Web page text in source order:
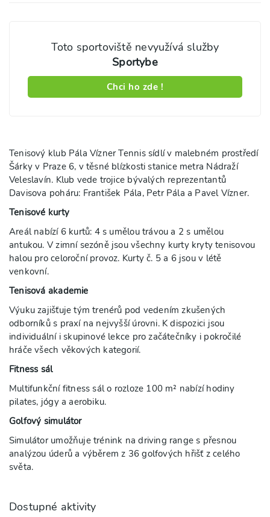
Toto sportoviště nevyužívá služby
Sportybe
Chci ho zde !
Tenisový klub Pála Vízner Tennis sídlí v malebném prostředí
Šárky v Praze 6, v těsné blízkosti stanice metra Nádraží
Veleslavín. Klub vede trojice bývalých reprezentantů
Davisova poháru: František Pála, Petr Pála a Pavel Vízner.
Tenisové kurty
Areál nabízí 6 kurtů: 4 s umělou trávou a 2 s umělou
antukou. V zimní sezóně jsou všechny kurty kryty tenisovou
halou pro celoroční provoz. Kurty č. 5 a 6 jsou v létě
venkovní.
Tenisová akademie
Výuku zajišťuje tým trenérů pod vedením zkušených
odborníků s praxí na nejvyšší úrovni. K dispozici jsou
individuální i skupinové lekce pro začátečníky i pokročilé
hráče všech věkových kategorií.
Fitness sál
Multifunkční fitness sál o rozloze 100 m² nabízí hodiny
pilates, jógy a aerobiku.
Golfový simulátor
Simulátor umožňuje trénink na driving range s přesnou
analýzou úderů a výběrem z 36 golfových hřišť z celého
světa.
Dostupné aktivity